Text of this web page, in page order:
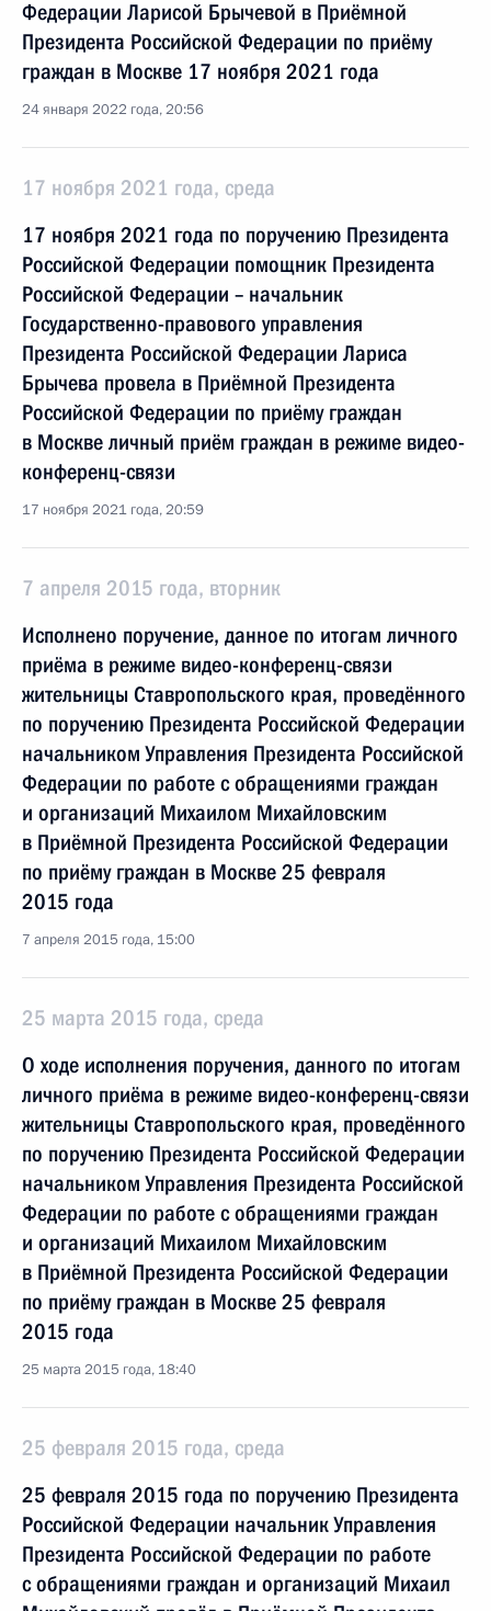
Федерации Ларисой Брычевой в Приёмной
Президента Российской Федерации по приёму
граждан в Москве 17 ноября 2021 года
24 января 2022 года, 20:56
17 ноября 2021 года, среда
17 ноября 2021 года по поручению Президента
Российской Федерации помощник Президента
Российской Федерации – начальник
Государственно-правового управления
Президента Российской Федерации Лариса
Брычева провела в Приёмной Президента
Российской Федерации по приёму граждан
в Москве личный приём граждан в режиме видео-
конференц-связи
17 ноября 2021 года, 20:59
7 апреля 2015 года, вторник
Исполнено поручение, данное по итогам личного
приёма в режиме видео-конференц-связи
жительницы Ставропольского края, проведённого
по поручению Президента Российской Федерации
начальником Управления Президента Российской
Федерации по работе с обращениями граждан
и организаций Михаилом Михайловским
в Приёмной Президента Российской Федерации
по приёму граждан в Москве 25 февраля
2015 года
7 апреля 2015 года, 15:00
25 марта 2015 года, среда
О ходе исполнения поручения, данного по итогам
личного приёма в режиме видео-конференц-связи
жительницы Ставропольского края, проведённого
по поручению Президента Российской Федерации
начальником Управления Президента Российской
Федерации по работе с обращениями граждан
и организаций Михаилом Михайловским
в Приёмной Президента Российской Федерации
по приёму граждан в Москве 25 февраля
2015 года
25 марта 2015 года, 18:40
25 февраля 2015 года, среда
25 февраля 2015 года по поручению Президента
Российской Федерации начальник Управления
Президента Российской Федерации по работе
с обращениями граждан и организаций Михаил